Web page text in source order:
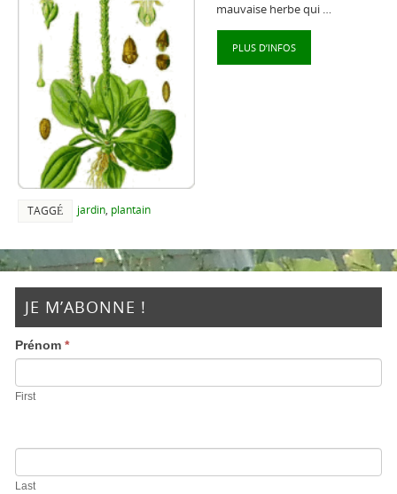
mauvaise herbe qui …
PLUS D’INFOS
TAGGÉ jardin, plantain
JE M’ABONNE !
Prénom*
First
Last